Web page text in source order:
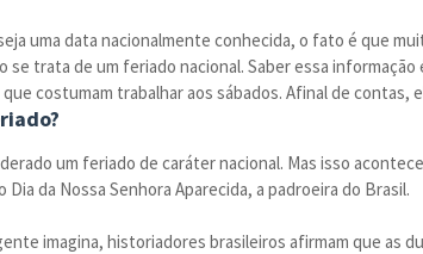
uma data nacionalmente conhecida, o fato é que
se trata de um feriado nacional. Saber essa
costumam trabalhar aos sábados. Afinal de contas,
um feriado de caráter nacional. Mas isso
Dia da Nossa Senhora Aparecida, a padroeira do Brasil.
imagina, historiadores brasileiros afirmam que as